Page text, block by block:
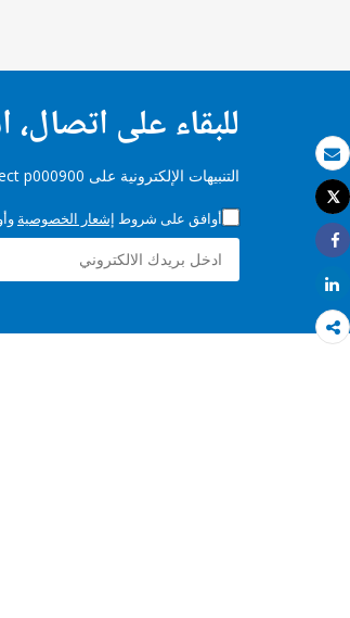
بريد الكتروني
طباعة
Tweet
Share
Share
للبقاء على
التنبيهات الإلكترونية على Project p000900
أوافق على شروط إشعار الخصوصية